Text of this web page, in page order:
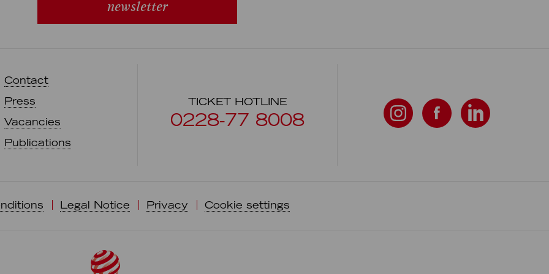
newsletter
Contact
Press
Vacancies
Publications
TICKET HOTLINE
0228-77 8008
Legal Notice Privacy Cookie settings